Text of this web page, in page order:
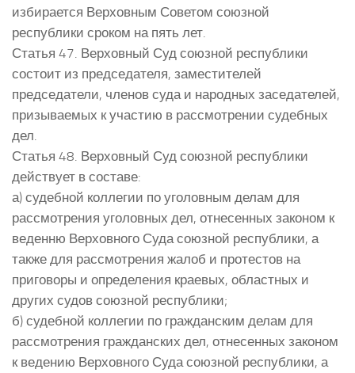
избирается Верховным Советом союзной
республики сроком на пять лет.
Статья 47. Верховный Суд союзной республики
состоит из председателя, заместителей
председатели, членов суда и народных заседателей,
призываемых к участию в рассмотрении судебных
дел.
Статья 48. Верховный Суд союзной республики
действует в составе:
а) судебной коллегии по уголовным делам для
рассмотрения уголовных дел, отнесенных законом к
веденню Верховного Суда союзной республики, а
также для рассмотрения жалоб и протестов на
приговоры и определения краевых, областных и
других судов союзной республики;
б) судебной коллегии по гражданским делам для
рассмотрения гражданских дел, отнесенных законом
к ведению Верховного Суда союзной республики, а